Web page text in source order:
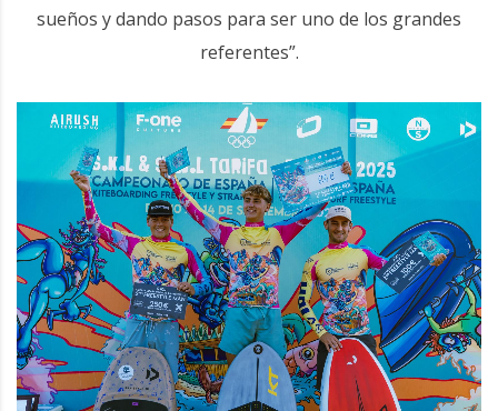
sueños y dando pasos para ser uno de los grandes
referentes”.